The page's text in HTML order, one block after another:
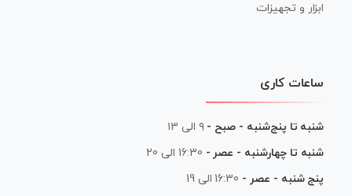
ابزار و تجهیزات
ساعات کاری
شنبه تا پنج‌شنبه - صبح - ۹ الی ۱۳
شنبه تا چهارشنبه - عصر - 16:30 الی 20
پنج شنبه - عصر - 16:30 الی 19